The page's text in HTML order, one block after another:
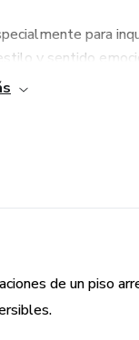
para
y sentido
casero.
sin romper
de un piso